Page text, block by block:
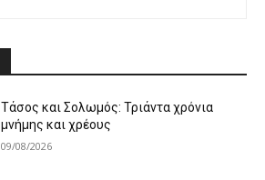
Τάσος και Σολωμός: Τριάντα χρόνια
μνήμης και χρέους
09/08/2026